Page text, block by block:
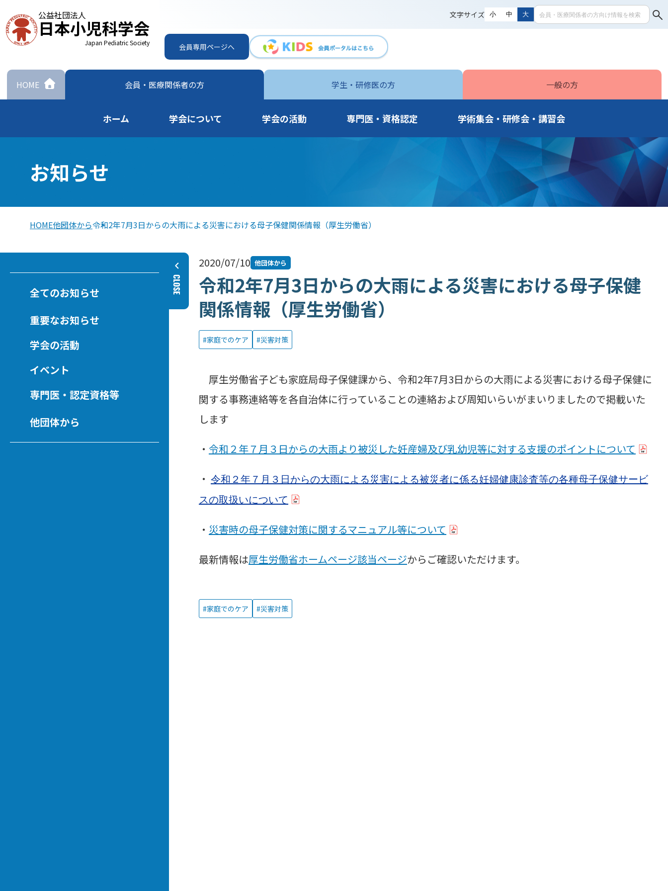
公益社団法人
日本小児科学会
Japan Pediatric Society
文字サイズ 小 中 大
会員専用ページへ
HOME 会員・ 医療関係者の方 学生・ 研修医の方 一般の方
ホーム 学会について 学会の活動 専門医・資格認定 学術集会・研修会・講習会
お知らせ
HOME他団体から令和2年7月3日からの大雨による災害における母子保健関係情報（厚生労働省）
全てのお知らせ
重要なお知らせ
学会の活動
イベント
専門医・認定資格等
他団体から
2020/07/10 他団体から
令和2年7月3日からの大雨による災害における母子保健
関係情報（厚生労働省）
家庭でのケア 災害対策
厚生労働省子ども家庭局母子保健課から、令和2年7月3日からの大雨による災害における母子保健に
関する事務連絡等を各自治体に行っていることの連絡および周知いらいがまいりましたので掲載いた
します
・ 令和２年７月３日からの大雨より被災した妊産婦及び乳幼児等に対する支援のポイントについて
・ 令和２年７月３日からの大雨による災害による被災者に係る妊婦健康診査等の各種母子保健サービ
スの取扱いについて
・ 災害時の母子保健対策に関するマニュアル等について
最新情報は厚生労働省ホームページ該当ページからご確認いただけます。
家庭でのケア 災害対策